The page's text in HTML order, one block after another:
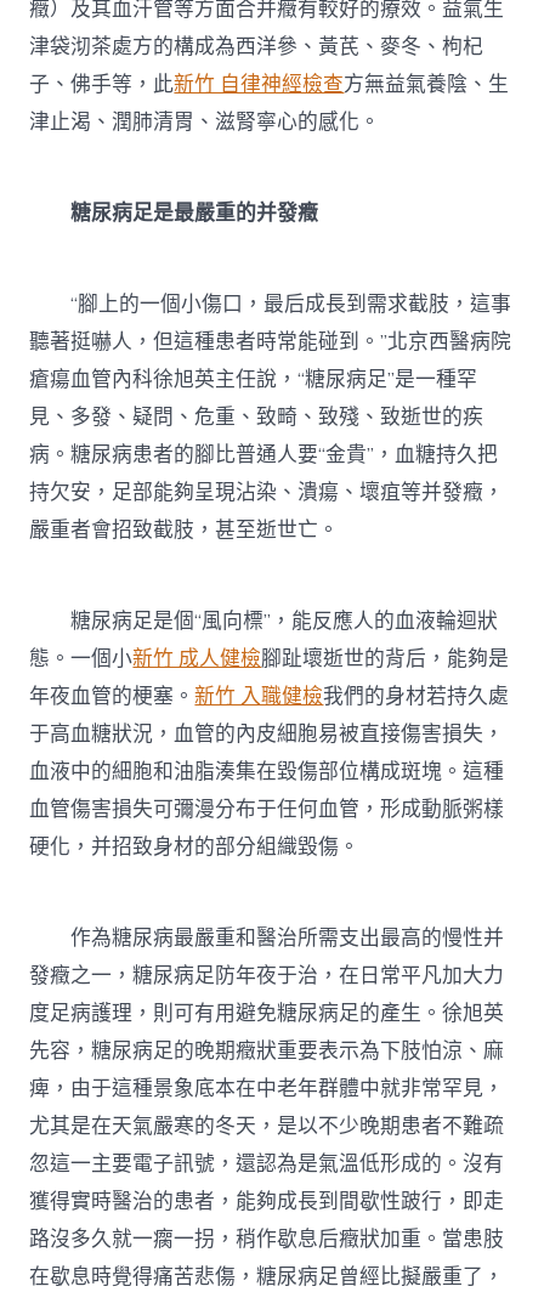
癥）及其血汗管等方面合并癥有較好的療效。益氣生
津袋沏茶處方的構成為西洋參、黃芪、麥冬、枸杞
子、佛手等，此新竹 自律神經檢查方無益氣養陰、生
津止渴、潤肺清胃、滋腎寧心的感化。
糖尿病足是最嚴重的并發癥
“腳上的一個小傷口，最后成長到需求截肢，這事
聽著挺嚇人，但這種患者時常能碰到。”北京西醫病院
瘡瘍血管內科徐旭英主任說，“糖尿病足”是一種罕
見、多發、疑問、危重、致畸、致殘、致逝世的疾
病。糖尿病患者的腳比普通人要“金貴”，血糖持久把
持欠安，足部能夠呈現沾染、潰瘍、壞疽等并發癥，
嚴重者會招致截肢，甚至逝世亡。
糖尿病足是個“風向標”，能反應人的血液輪迴狀
態。一個小新竹 成人健檢腳趾壞逝世的背后，能夠是
年夜血管的梗塞。新竹 入職健檢我們的身材若持久處
于高血糖狀況，血管的內皮細胞易被直接傷害損失，
血液中的細胞和油脂湊集在毀傷部位構成斑塊。這種
血管傷害損失可彌漫分布于任何血管，形成動脈粥樣
硬化，并招致身材的部分組織毀傷。
作為糖尿病最嚴重和醫治所需支出最高的慢性并
發癥之一，糖尿病足防年夜于治，在日常平凡加大力
度足病護理，則可有用避免糖尿病足的產生。徐旭英
先容，糖尿病足的晚期癥狀重要表示為下肢怕涼、麻
痺，由于這種景象底本在中老年群體中就非常罕見，
尤其是在天氣嚴寒的冬天，是以不少晚期患者不難疏
忽這一主要電子訊號，還認為是氣溫低形成的。沒有
獲得實時醫治的患者，能夠成長到間歇性跛行，即走
路沒多久就一瘸一拐，稍作歇息后癥狀加重。當患肢
在歇息時覺得痛苦悲傷，糖尿病足曾經比擬嚴重了，